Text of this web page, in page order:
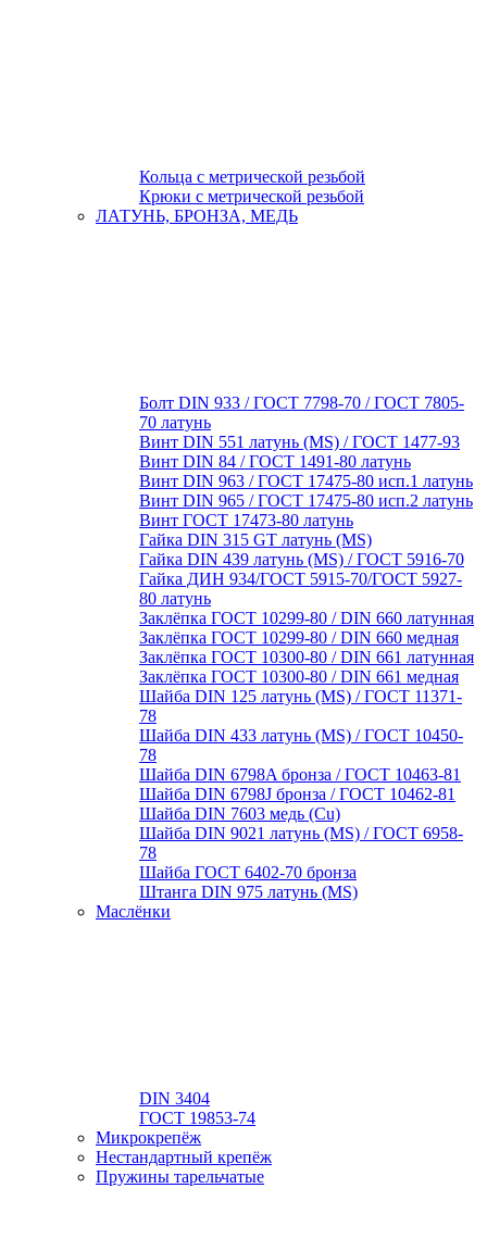
Кольца с метрической резьбой
Крюки с метрической резьбой
ЛАТУНЬ, БРОНЗА, МЕДЬ
Болт DIN 933 / ГОСТ 7798-70 / ГОСТ 7805-
70 латунь
Винт DIN 551 латунь (MS) / ГОСТ 1477-93
Винт DIN 84 / ГОСТ 1491-80 латунь
Винт DIN 963 / ГОСТ 17475-80 исп.1 латунь
Винт DIN 965 / ГОСТ 17475-80 исп.2 латунь
Винт ГОСТ 17473-80 латунь
Гайка DIN 315 GT латунь (MS)
Гайка DIN 439 латунь (MS) / ГОСТ 5916-70
Гайка ДИН 934/ГОСТ 5915-70/ГОСТ 5927-
80 латунь
Заклёпка ГОСТ 10299-80 / DIN 660 латунная
Заклёпка ГОСТ 10299-80 / DIN 660 медная
Заклёпка ГОСТ 10300-80 / DIN 661 латунная
Заклёпка ГОСТ 10300-80 / DIN 661 медная
Шайба DIN 125 латунь (MS) / ГОСТ 11371-
78
Шайба DIN 433 латунь (MS) / ГОСТ 10450-
78
Шайба DIN 6798A бронза / ГОСТ 10463-81
Шайба DIN 6798J бронза / ГОСТ 10462-81
Шайба DIN 7603 медь (Cu)
Шайба DIN 9021 латунь (MS) / ГОСТ 6958-
78
Шайба ГОСТ 6402-70 бронза
Штанга DIN 975 латунь (MS)
Маслёнки
DIN 3404
ГОСТ 19853-74
Микрокрепёж
Нестандартный крепёж
Пружины тарельчатые